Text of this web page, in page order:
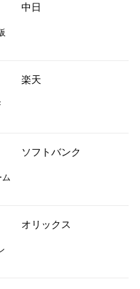
中日
楽天
ソフトバンク
ム
オリックス